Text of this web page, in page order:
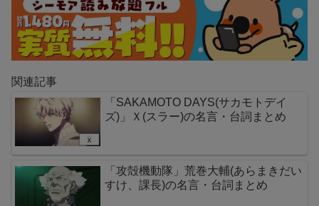
関連記事
「SAKAMOTO DAYS(サカモトデイ
ズ)」Ｘ(スラー)の名言・台詞まとめ
「攻殻機動隊」荒巻大輔(あらまきだい
すけ、課長)の名言・台詞まとめ